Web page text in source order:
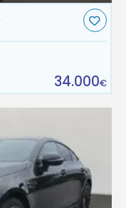
34.000€